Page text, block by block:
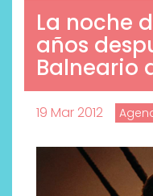
La noche
años
Balneario
19 Mar 2012